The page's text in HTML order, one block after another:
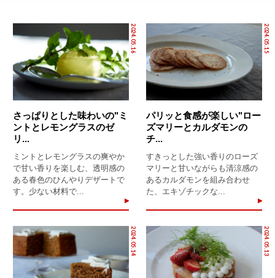
2024.05.16
さっぱりとした味わいの"ミ
ントとレモングラスのゼ
リ...
ミントとレモングラスの爽やか
で甘い香りを楽しむ、透明感の
ある春色のひんやりデザートで
す。少ない材料で...
2024.05.15
パリッと食感が楽しい"ロー
ズマリーとカルダモンの
チ...
すきっとした強い香りのローズ
マリーと甘いながらも清涼感の
あるカルダモンを組み合わせ
た、エキゾチックな...
2024.05.14 2024.05.13